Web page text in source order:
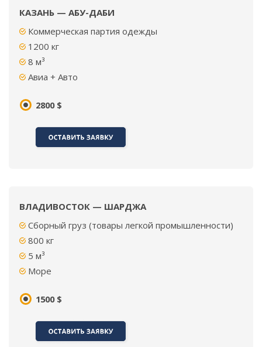
КАЗАНЬ — АБУ-ДАБИ
Коммерческая партия одежды
1200 кг
8 м³
Авиа + Авто
2800 $
ВЛАДИВОСТОК — ШАРДЖА
Сборный груз (товары легкой промышленности)
800 кг
5 м³
Море
1500 $